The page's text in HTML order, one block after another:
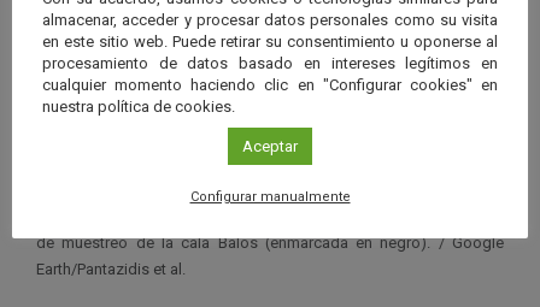
Complejo del volcán de Santorini, indicando con un rectángulo
blanco la región de la península de Acrotiri. A la derecha, mapa
de muestreo de la cala Balos (enmarcada en negro). / Google
Earth/Pantazidis et al.
almacenar, acceder y procesar datos personales como su visita
en este sitio web. Puede retirar su consentimiento u oponerse al
procesamiento de datos basado en intereses legítimos en
cualquier momento haciendo clic en "Configurar cookies" en
nuestra política de cookies.
Aceptar
Configurar manualmente